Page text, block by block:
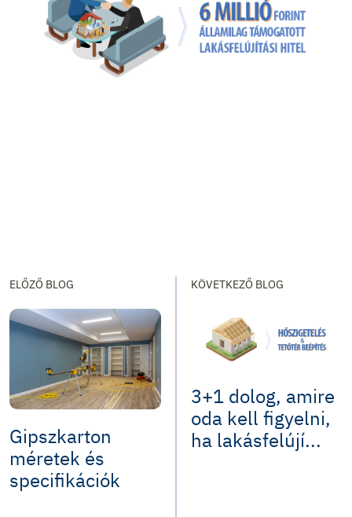
ELŐZŐ BLOG
Gipszkarton
méretek és
specifikációk
KÖVETKEZŐ BLOG
3+1 dolog, amire
oda kell figyelni,
ha lakásfelújí...